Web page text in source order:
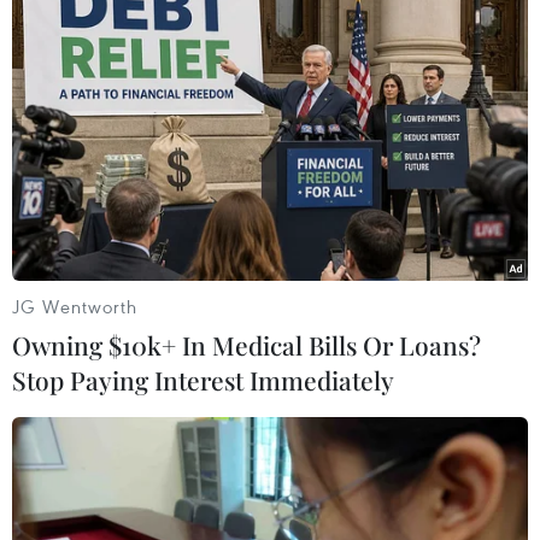
Nga lên tiếng về vụ không kích Syria của
liên quân Mỹ, Anh, Pháp
14/04/2018 03:17
Bộ Ngoại giao Nga cáo buộc các nước phương Tây đã
tấn công thủ đô của một quốc gia có chủ quyền đang
chiến đấu chống lại chủ nghĩa khủng bố trong nhiều
năm qua.
JG Wentworth
Owning $10k+ In Medical Bills Or Loans?
Stop Paying Interest Immediately